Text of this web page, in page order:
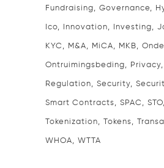
Fundraising Governance
Ico Innovation Investing
KYC M&A MiCA MKB
Ontruimingsbeding Privacy
Regulation Security
Smart Contracts SPAC STO
Tokenization Tokens
WHOA WTTA